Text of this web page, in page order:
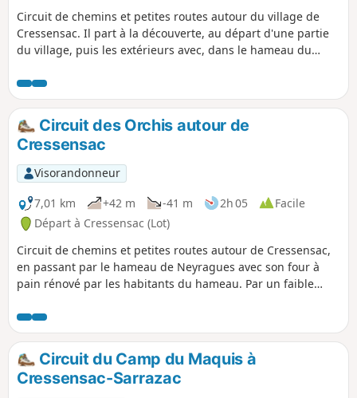
Circuit de chemins et petites routes autour du village de
Cressensac. Il part à la découverte, au départ d'une partie
du village, puis les extérieurs avec, dans le hameau du
faible dénivelé.
Circuit des Orchis autour de
Cressensac
Visorandonneur
7,01 km
+42 m -41 m 2h 05
Facile
Départ à Cressensac (Lot)
Circuit de chemins et petites routes autour de Cressensac,
en passant par le hameau de Neyragues avec son four à
pain rénové par les habitants du hameau. Par un faible
village.
Circuit du Camp du Maquis à
Cressensac-Sarrazac